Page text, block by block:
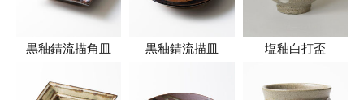
黒釉錆流描角皿 黒釉錆流描皿 塩釉白打盃